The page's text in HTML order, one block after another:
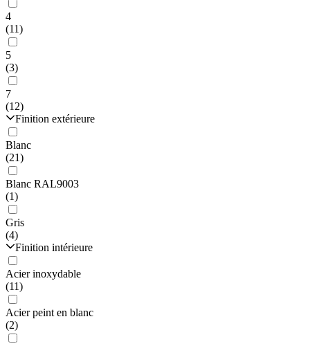
4
(11)
5
(3)
7
(12)
Finition extérieure
Blanc
(21)
Blanc RAL9003
(1)
Gris
(4)
Finition intérieure
Acier inoxydable
(11)
Acier peint en blanc
(2)